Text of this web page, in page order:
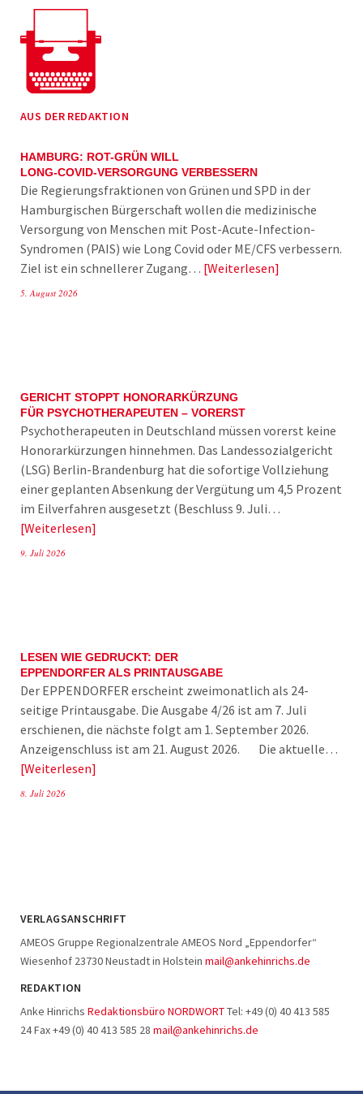
AUS DER REDAKTION
HAMBURG: ROT-GRÜN WILL
LONG-COVID-VERSORGUNG VERBESSERN
Die Regierungsfraktionen von Grünen und SPD in der
Hamburgischen Bürgerschaft wollen die medizinische
Versorgung von Menschen mit Post-Acute-Infection-
Syndromen (PAIS) wie Long Covid oder ME/CFS verbessern.
Ziel ist ein schnellerer Zugang… Weiterlesen
5. August 2026
GERICHT STOPPT HONORARKÜRZUNG
FÜR PSYCHOTHERAPEUTEN – VORERST
Psychotherapeuten in Deutschland müssen vorerst keine
Honorarkürzungen hinnehmen. Das Landessozialgericht
(LSG) Berlin-Brandenburg hat die sofortige Vollziehung
einer geplanten Absenkung der Vergütung um 4,5 Prozent
im Eilverfahren ausgesetzt (Beschluss 9. Juli…
Weiterlesen
9. Juli 2026
LESEN WIE GEDRUCKT: DER
EPPENDORFER ALS PRINTAUSGABE
Der EPPENDORFER erscheint zweimonatlich als 24-
seitige Printausgabe. Die Ausgabe 4/26 ist am 7. Juli
erschienen, die nächste folgt am 1. September 2026.
Anzeigenschluss ist am 21. August 2026. Die aktuelle…
Weiterlesen
8. Juli 2026
VERLAGSANSCHRIFT
AMEOS Gruppe Regionalzentrale AMEOS Nord „Eppendorfer“
Wiesenhof 23730 Neustadt in Holstein mail@ankehinrichs.de
REDAKTION
Anke Hinrichs Redaktionsbüro NORDWORTTel: +49 (0) 40 413 585
24 Fax +49 (0) 40 413 585 28 mail@ankehinrichs.de